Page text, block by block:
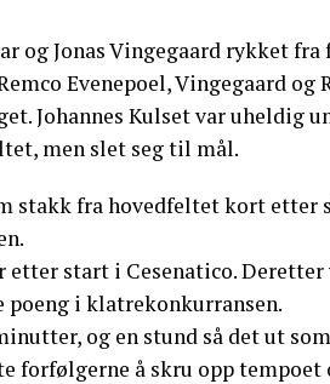
og Jonas Vingegaard rykket
Evenepoel, Vingegaard og
Johannes Kulset var uheldig
men slet seg til mål.
stakk fra hovedfeltet kort etter
start i Cesenatico.
i klatrekonkurransen.
og en stund så det ut
forfølgerne å skru opp